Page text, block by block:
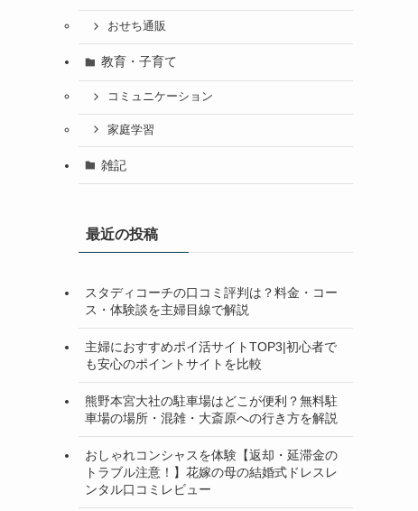
おせち通販
教育・子育て
コミュニケーション
家庭学習
雑記
最近の投稿
スタディコーチの口コミ評判は？料金・コー
ス・体験談を主婦目線で解説
主婦におすすめポイ活サイトTOP3|初心者で
も安心のポイントサイトを比較
熊野本宮大社の駐車場はどこが便利？無料駐
車場の場所・混雑・大斎原への行き方を解説
おしゃれコンシャスを体験【返却・延滞金の
トラブル注意！】花嫁の母の結婚式ドレスレ
ンタル口コミレビュー